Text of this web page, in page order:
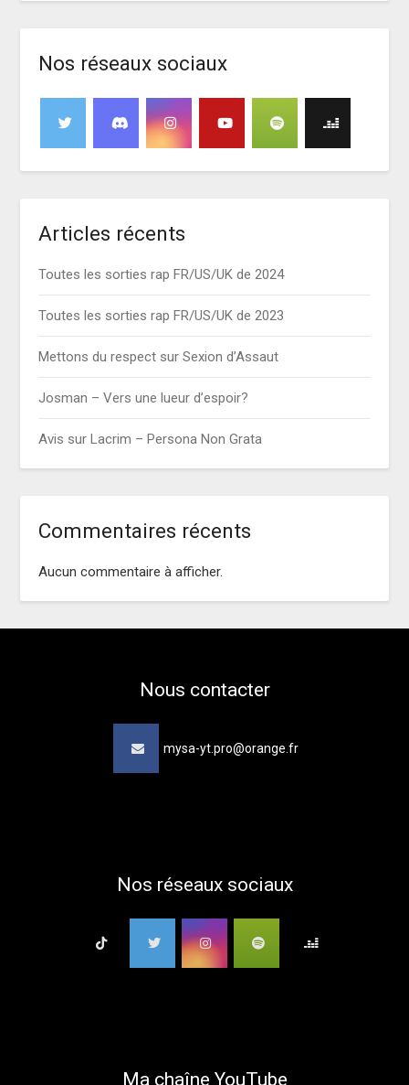
Nos réseaux sociaux
Articles récents
Toutes les sorties rap FR/US/UK de 2024
Toutes les sorties rap FR/US/UK de 2023
Mettons du respect sur Sexion d’Assaut
Josman – Vers une lueur d’espoir?
Avis sur Lacrim – Persona Non Grata
Commentaires récents
Aucun commentaire à afficher.
Nous contacter
mysa-yt.pro@orange.fr
Nos réseaux sociaux
Ma chaîne YouTube